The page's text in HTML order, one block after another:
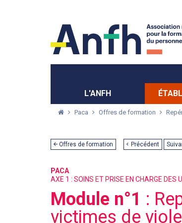
L'ANFH
Paca Offres de formation
Offres de formation Précédent
PACA
AXE 1 : SOINS ET PRISE EN CHARGE DES
Module n°1 :
victimes de